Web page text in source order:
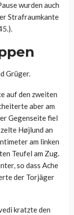
wurden auch
Strafraumkante
Grüger.
auf den zweiten
aber am
Gegenseite fiel
Højlund an
am linken
Teufel am Zug.
so dass Ache
der Torjäger
kratzte den